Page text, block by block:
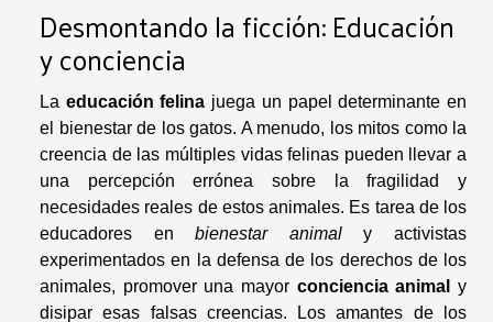
Desmontando la ficción: Educación
y conciencia
La educación felina juega un papel determinante en
el bienestar de los gatos. A menudo, los mitos como la
creencia de las múltiples vidas felinas pueden llevar a
una percepción errónea sobre la fragilidad y
necesidades reales de estos animales. Es tarea de los
educadores enbienestar animaly activistas
experimentados en la defensa de los derechos de los
animales, promover una mayor conciencia animal
y
disipar esas falsas creencias. Los amantes de los